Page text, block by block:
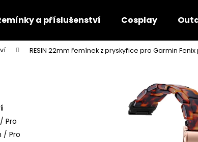
a příslušenství Cosplay
RESIN 22mm řemínek z pryskyřice pro Garmin Fenix
Pro
/ Pro
Co potřebujete